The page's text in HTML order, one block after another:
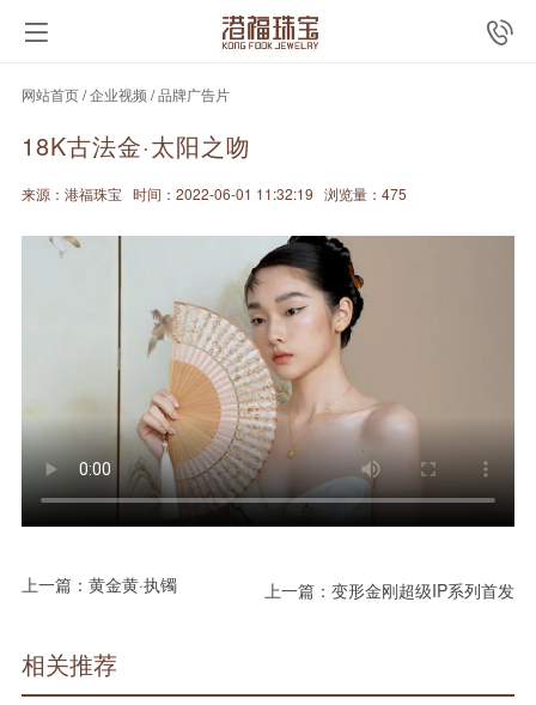
网站首页/企业视频/品牌广告片
18K古法金·太阳之吻
来源：港福珠宝 时间：2022-06-01 11:32:19 浏览量：475
上一篇： 黄金黄·执镯 上一篇：变形金刚超级IP系列首发
相关推荐